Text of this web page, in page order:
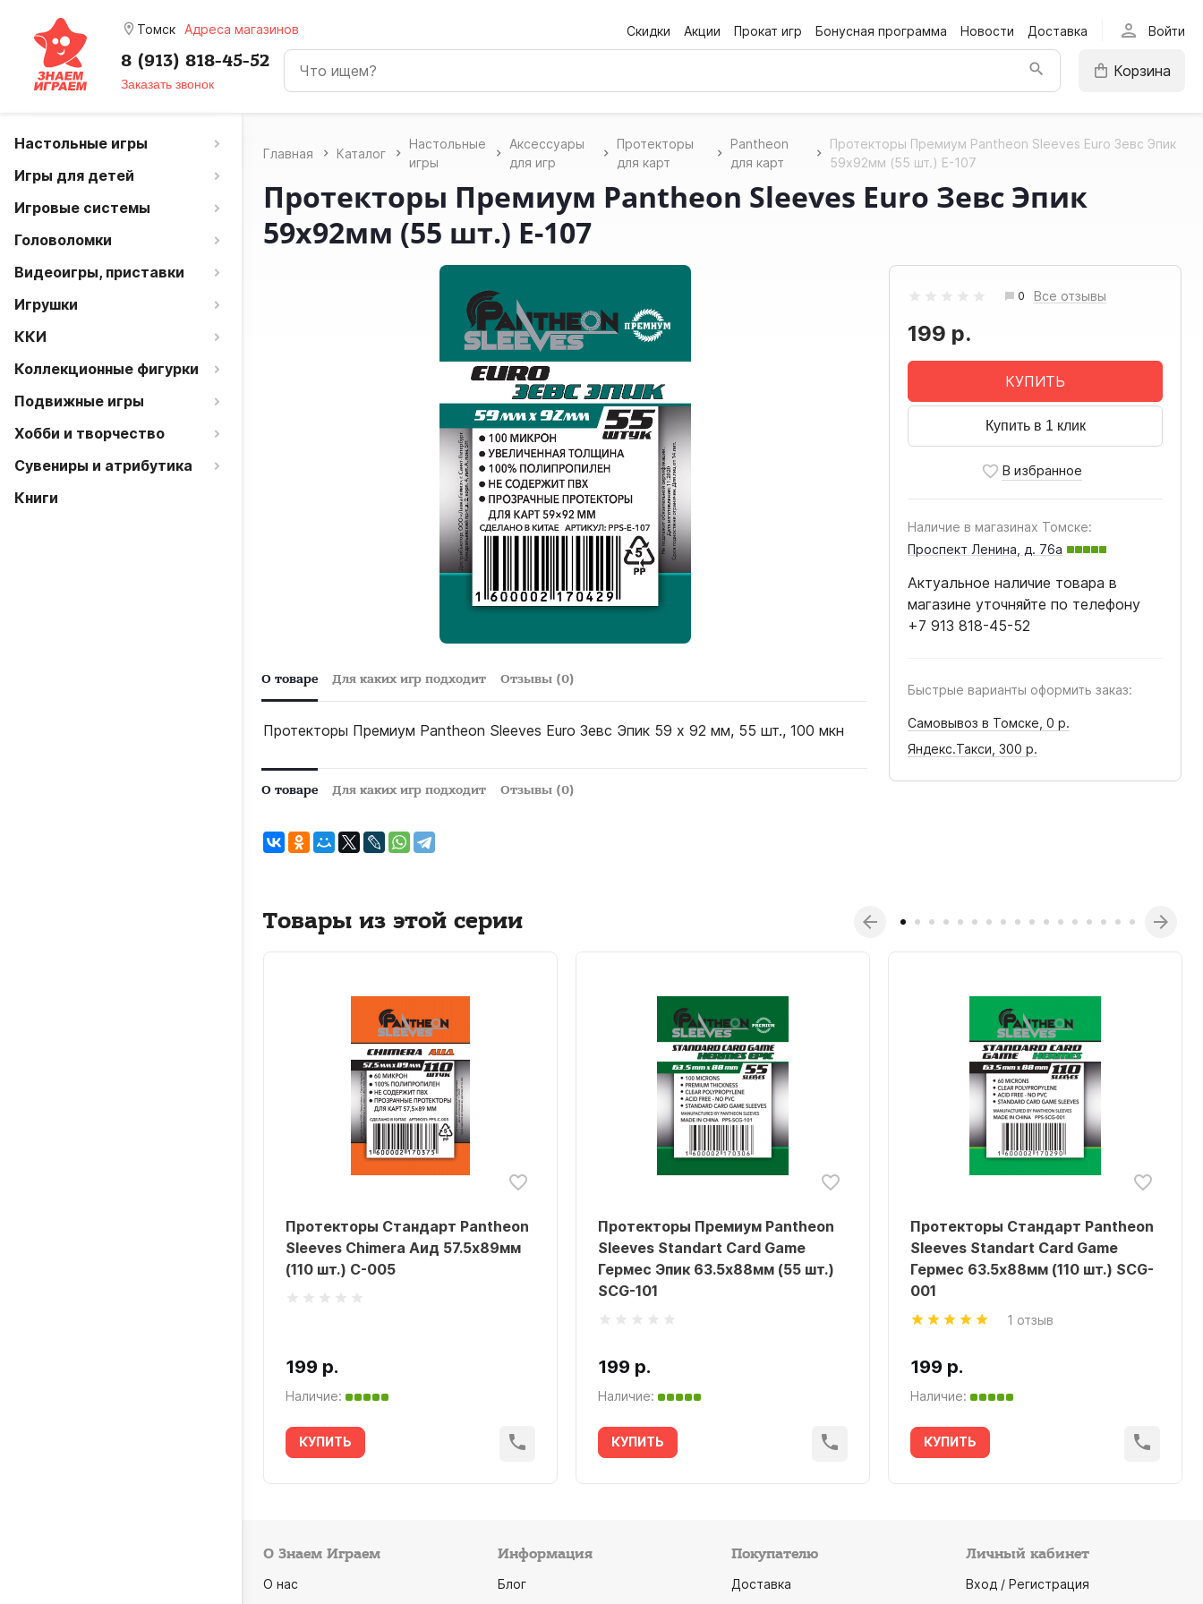
room Томск Адреса магазинов Скидки Акции Прокат игр Бонусная программа Новости Доставка person Войти
8 (913) 818-45-52
Заказать звонок
Корзина
Настольные игры
Игры для детей
Игровые системы
Головоломки
Видеоигры, приставки
Игрушки
ККИ
Коллекционные фигурки
Подвижные игры
Хобби и творчество
Сувениры и атрибутика
Книги
Главная Каталог
Настольные
игры
Аксессуары
для игр
Протекторы
для карт
Pantheon
для карт
Протекторы Премиум Pantheon Sleeves Euro Зевс Эпик
59x92мм (55 шт.) E-107
Протекторы Премиум Pantheon Sleeves Euro Зевс Эпик
59x92мм (55 шт.) E-107
0 Все отзывы
199 р.
КУПИТЬ
Купить в 1 клик
Наличие в магазинах Томске:
Проспект Ленина, д. 76а
Актуальное наличие товара в
магазине уточняйте по телефону
+7 913 818-45-52
Быстрые варианты оформить заказ:
Самовывоз в Томске, 0 р.
Яндекс.Такси, 300 р.
О товаре Для каких игр подходит Отзывы (0)
Протекторы Премиум Pantheon Sleeves Euro Зевс Эпик 59 x 92 мм, 55 шт., 100 мкн
О товаре Для каких игр подходит Отзывы (0)
Товары из этой серии
Протекторы Стандарт Pantheon
Sleeves Chimera Аид 57.5х89мм
(110 шт.) C-005
199 р.
Наличие:
КУПИТЬ
Протекторы Премиум Pantheon
Sleeves Standart Card Game
Гермес Эпик 63.5х88мм (55 шт.)
SCG-101
199 р.
Наличие:
КУПИТЬ
Протекторы Стандарт Pantheon
Sleeves Standart Card Game
Гермес 63.5х88мм (110 шт.) SCG-
001
1 отзыв
199 р.
Наличие:
КУПИТЬ
О Знаем Играем
О нас
Информация
Блог
Покупателю
Доставка
Личный кабинет
Вход / Регистрация